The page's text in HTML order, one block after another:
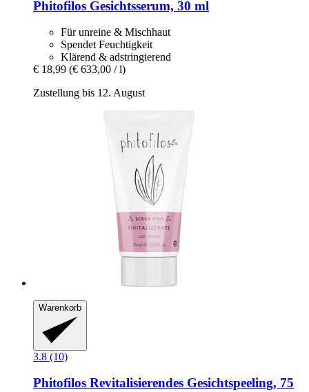
Phitofilos Gesichtsserum, 30 ml
Für unreine & Mischhaut
Spendet Feuchtigkeit
Klärend & adstringierend
€ 18,99 (€ 633,00 / l)
Zustellung bis 12. August
Warenkorb
3.8 (10)
Phitofilos Revitalisierendes Gesichtspeeling, 75